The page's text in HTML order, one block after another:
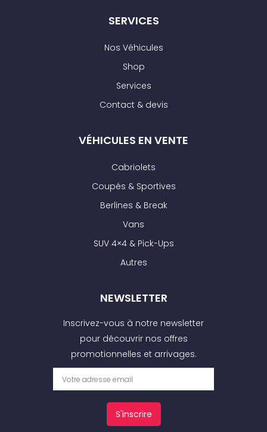
SERVICES
Nos Véhicules
Shop
Services
Contact & devis
VÉHICULES EN VENTE
Cabriolets
Coupés & Sportives
Berlines & Break
Vans
SUV 4×4 & Pick-Ups
Autres
NEWSLETTER
Inscrivez-vous à notre newsletter
pour découvrir nos offres
promotionnelles et arrivages.
S'inscrire